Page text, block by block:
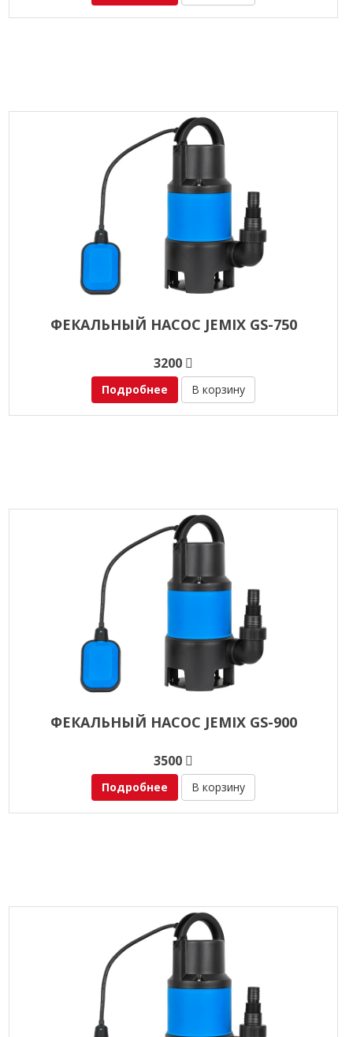
ФЕКАЛЬНЫЙ НАСОС JEMIX GS-750
3200
Подробнее В корзину
ФЕКАЛЬНЫЙ НАСОС JEMIX GS-900
3500
Подробнее В корзину